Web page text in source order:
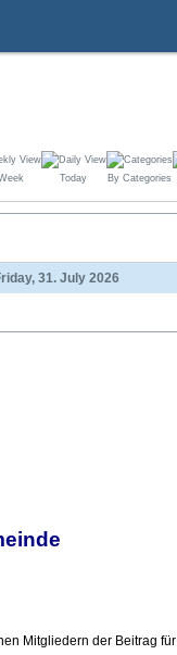
Today By Categories
31. July 2026
Mitgliedern der Beitrag